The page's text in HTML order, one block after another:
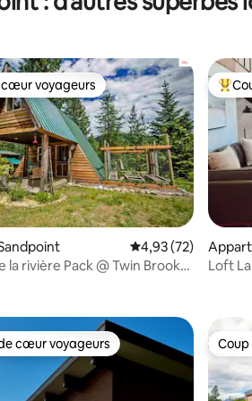
la base de 78 commentaires : 4,99 sur 5
voyageurs
voyageurs
Évaluation
4,93 (72)
la rivière Pack @ Twin Brook
Loft
cœur voyageurs les plus appréciés
cœur voyageurs